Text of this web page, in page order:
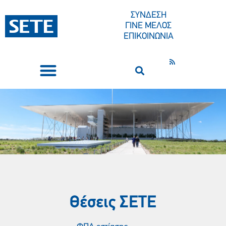
ΣΥΝΔΕΣΗ
ΓΙΝΕ ΜΕΛΟΣ
ΕΠΙΚΟΙΝΩΝΙΑ
Θέσεις ΣΕΤE